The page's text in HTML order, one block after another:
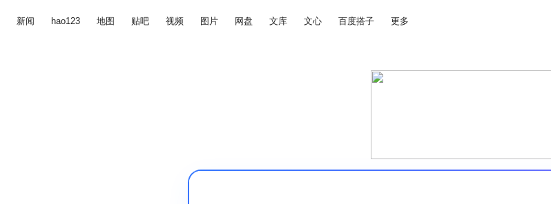
新闻 hao123 地图 贴吧 视频 图片 网盘 文库 文心 百度搭子 更多